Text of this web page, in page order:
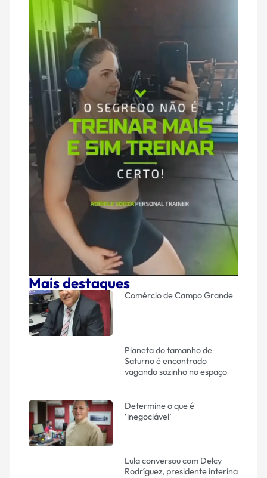
Mais destaques
Comércio de Campo Grande
Planeta do tamanho de
Saturno é encontrado
vagando sozinho no espaço
Determine o que é
‘inegociável’
Lula conversou com Delcy
Rodríguez, presidente interina